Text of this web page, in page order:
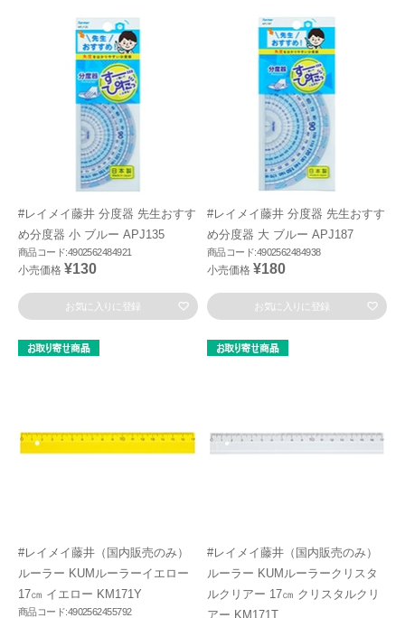
#レイメイ藤井 分度器 先生おすす
め分度器 小 ブルー APJ135
商品コード:4902562484921
小売価格 ¥130
お気に入りに登録
#レイメイ藤井 分度器 先生おすす
め分度器 大 ブルー APJ187
商品コード:4902562484938
小売価格 ¥180
お気に入りに登録
#レイメイ藤井（国内販売のみ）
ルーラー KUMルーラーイエロー
17㎝ イエロー KM171Y
商品コード:4902562455792
#レイメイ藤井（国内販売のみ）
ルーラー KUMルーラークリスタ
ルクリアー 17㎝ クリスタルクリ
アー KM171T